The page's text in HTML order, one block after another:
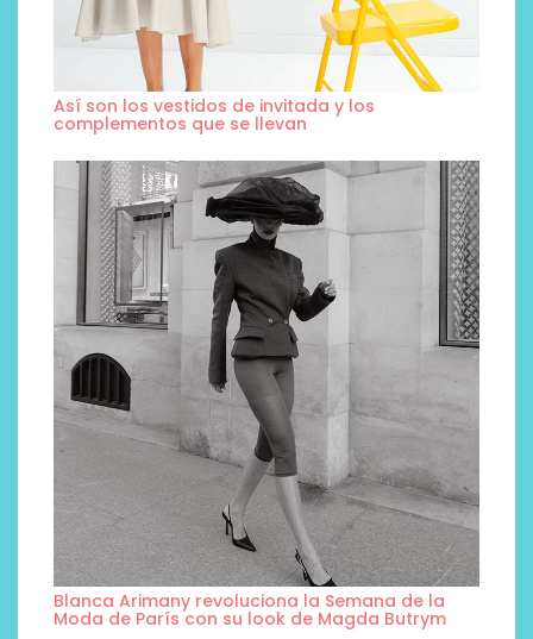
Así son los vestidos de invitada y los
complementos que se llevan
Blanca Arimany revoluciona la Semana de la
Moda de París con su look de Magda Butrym